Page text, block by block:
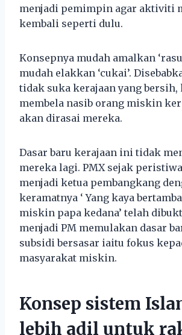
menjadi pemimpin agar aktiviti
kembali seperti dulu.
Konsepnya mudah amalkan
mudah elakkan ‘cukai’.
tidak suka kerajaan yang bersih,
membela nasib orang miskin
akan dirasai mereka.
Dasar baru kerajaan ini tidak
mereka lagi. PMX sejak
menjadi ketua pembangkang
keramatnya ‘ Yang kaya
miskin papa kedana’ telah
menjadi PM memulakan dasar
subsidi bersasar iaitu fokus
masyarakat miskin.
Konsep sistem
lebih adil untuk